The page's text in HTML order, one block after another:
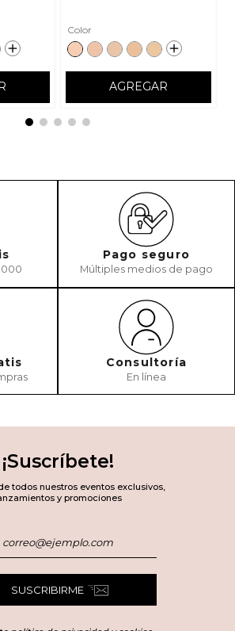
Color
AGREGAR
Pago seguro
Múltiples medios de pago
Consultoría
En línea
¡Suscríbete!
todos nuestros eventos exclusivos,
y promociones
SUSCRIBIRME